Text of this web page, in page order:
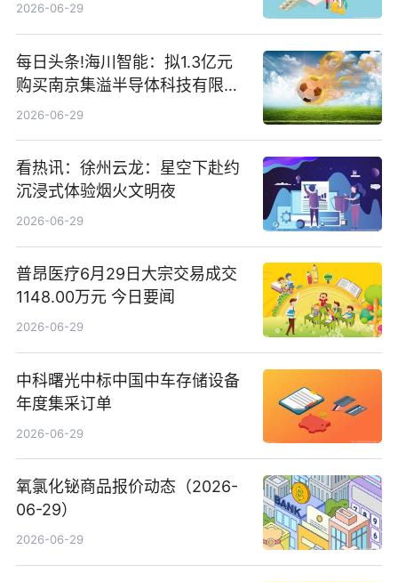
2026-06-29
每日头条!海川智能：拟1.3亿元
购买南京集溢半导体科技有限公
司15.3%股权
2026-06-29
看热讯：徐州云龙：星空下赴约
沉浸式体验烟火文明夜
2026-06-29
普昂医疗6月29日大宗交易成交
1148.00万元 今日要闻
2026-06-29
中科曙光中标中国中车存储设备
年度集采订单
2026-06-29
氧氯化铋商品报价动态（2026-
06-29）
2026-06-29